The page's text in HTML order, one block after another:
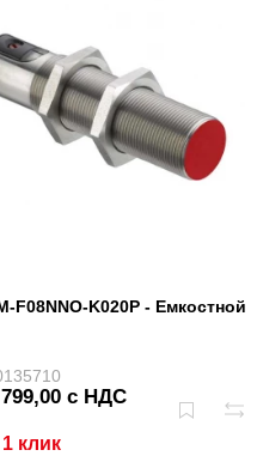
F08NNO-K020P - Емкостной
с НДС
клик